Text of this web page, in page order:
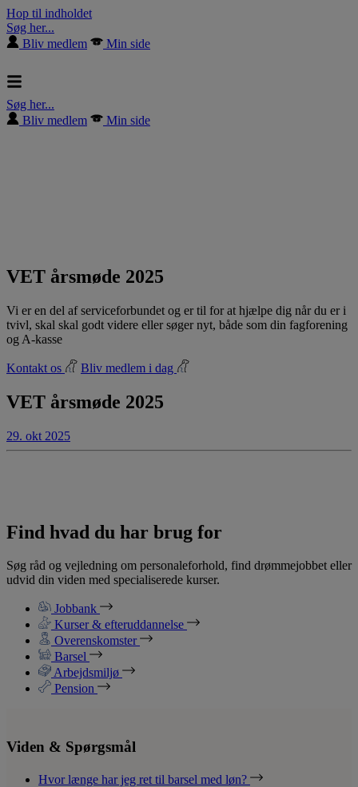
Hop til indholdet
Søg her...
Bliv medlem
Min side
Søg her...
Bliv medlem
Min side
VET årsmøde 2025
Vi er en del af serviceforbundet og er til for at hjælpe dig når du er i
tvivl, skal skal godt videre eller søger nyt, både som din fagforening
og A-kasse
Kontakt os Bliv medlem i dag
VET årsmøde 2025
29. okt 2025
Find hvad du har brug for
Søg råd og vejledning om personaleforhold, find drømmejobbet eller
udvid din viden med specialiserede kurser.
Jobbank
Kurser & efteruddannelse
Overenskomster
Barsel
Arbejdsmiljø
Pension
Viden & Spørgsmål
Hvor længe har jeg ret til barsel med løn?